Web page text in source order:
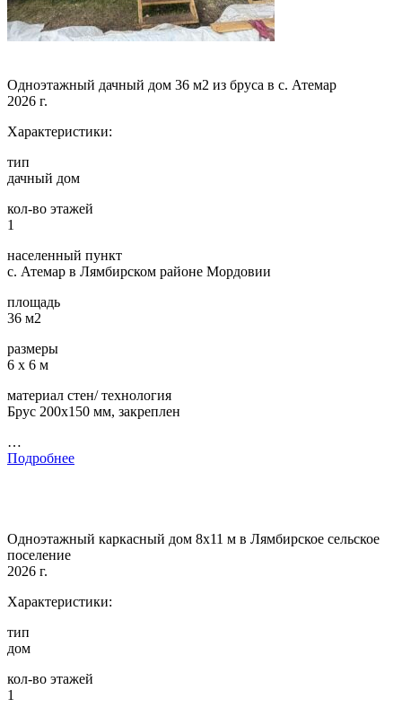
Одноэтажный дачный дом 36 м2 из бруса в с. Атемар
2026 г.
Характеристики:
тип
дачный дом
кол-во этажей
1
населенный пункт
с. Атемар в Лямбирском районе Мордовии
площадь
36 м2
размеры
6 х 6 м
материал стен/ технология
Брус 200х150 мм, закреплен
…
Подробнее
Одноэтажный каркасный дом 8х11 м в Лямбирское сельское
поселение
2026 г.
Характеристики:
тип
дом
кол-во этажей
1